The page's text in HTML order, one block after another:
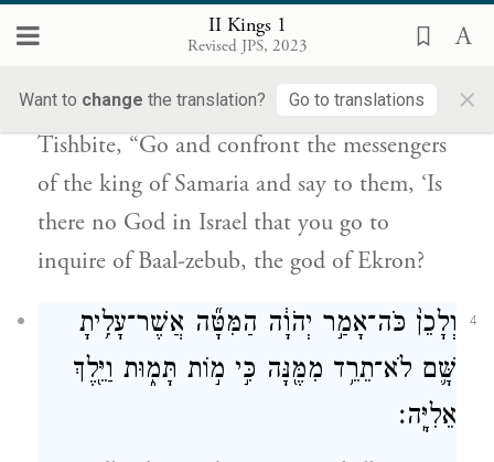
II Kings 1
Revised JPS, 2023
Want to change the translation? Go to translations ×
הֹֽלְכִ֔ים לִדְרֹ֕שׁ בְּבַ֥עַל זְב֖וּב אֱלֹהֵ֥י עֶקְרֽוֹן׃
But an angel of GODsaid to Elijah the
Tishbite, “Go and confront the messengers
of the king of Samaria and say to them, ‘Is
there no God in Israel that you go to
inquire of Baal-zebub, the god of Ekron?
4
וְלָכֵן֙ כֹּה־אָמַ֣ר יְהֹוָ֔ה הַמִּטָּ֞ה אֲשֶׁר־עָלִ֥יתָ
שָּׁ֛ם לֹא־תֵרֵ֥ד מִמֶּ֖נָּה כִּ֣י מ֣וֹת תָּמ֑וּת וַיֵּ֖לֶךְ
אֵלִיָּֽה׃